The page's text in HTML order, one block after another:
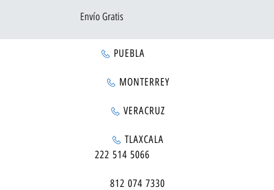
Envío Gratis
PUEBLA
MONTERREY
VERACRUZ
TLAXCALA
222 514 5066
812 074 7330